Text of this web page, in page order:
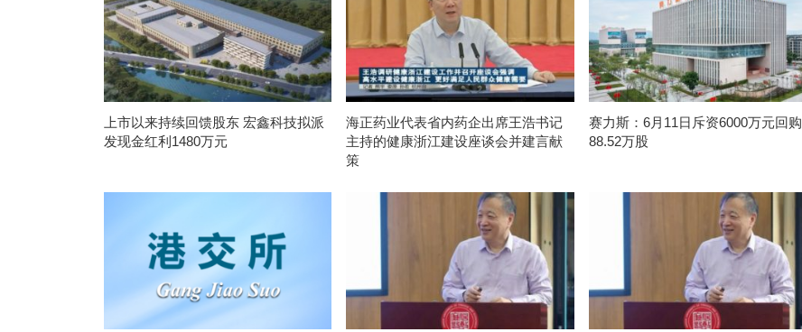
上市以来持续回馈股东 宏鑫科技拟派
发现金红利1480万元
海正药业代表省内药企出席王浩书记
主持的健康浙江建设座谈会并建言献
策
赛力斯：6月11日斥资6000万元回购
88.52万股